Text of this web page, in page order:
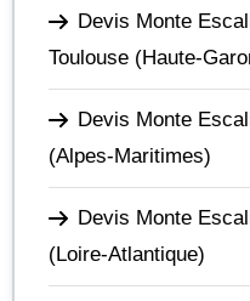
Devis Monte
Toulouse (Haute-
Devis Monte
(Alpes-Maritimes)
Devis Monte
(Loire-Atlantique)